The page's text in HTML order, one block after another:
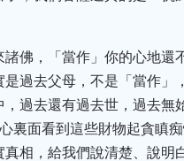
佛，「當作」你的心地還
過去父母，不是「當作」
過去還有過去世，過去無
裏面看到這些財物起貪瞋
相，給我們說清楚、說明